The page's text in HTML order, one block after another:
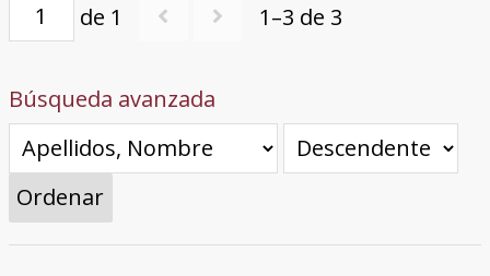
de 1 1–3 de 3
Búsqueda avanzada
Ordenar